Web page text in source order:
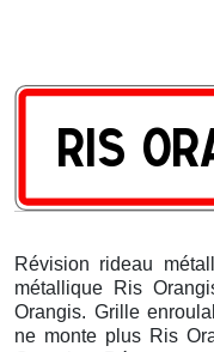
Révision rideau
métallique Ris
Orangis. Grille
ne monte plus Ris